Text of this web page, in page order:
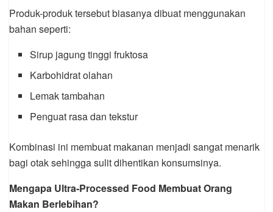
Produk-produk tersebut biasanya dibuat menggunakan
bahan seperti:
Sirup jagung tinggi fruktosa
Karbohidrat olahan
Lemak tambahan
Penguat rasa dan tekstur
Kombinasi ini membuat makanan menjadi sangat menarik
bagi otak sehingga sulit dihentikan konsumsinya.
Mengapa Ultra-Processed Food Membuat Orang
Makan Berlebihan?